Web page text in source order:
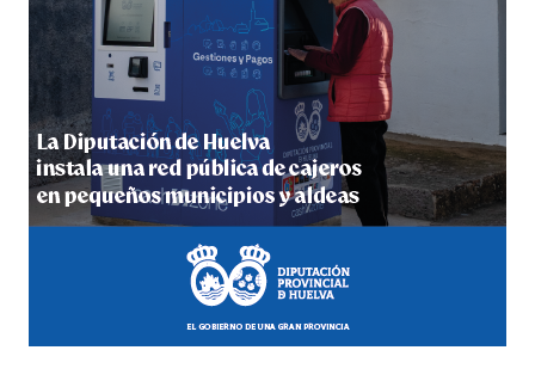
4º DÍA DE LAS FIESTAS COLOMBINAS 2026
hace 6 días·Huelvatv